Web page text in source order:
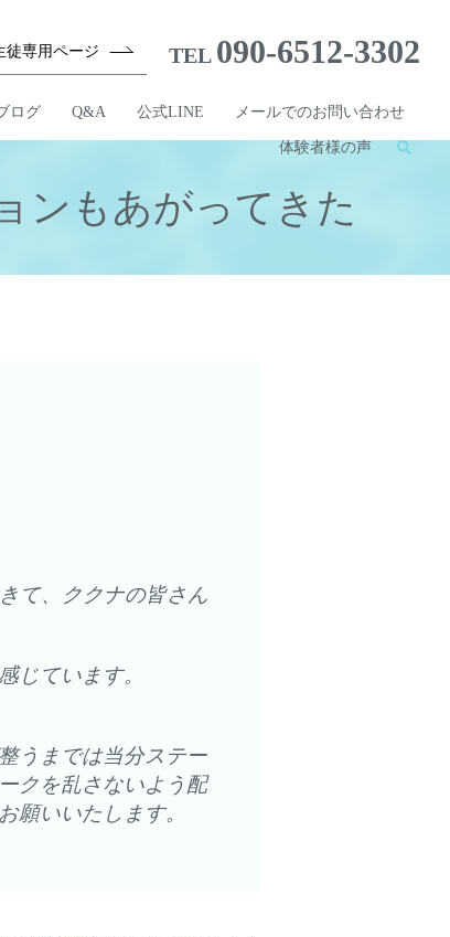
ログ Q&A 公式LINE メールでのお問い合わせ
体験者様の声
徒専用ページ TEL 090-6512-3302
ンもあがってきた
て、ククナの皆さん
じています。
うまでは当分ステー
クを乱さないよう配
願いいたします。